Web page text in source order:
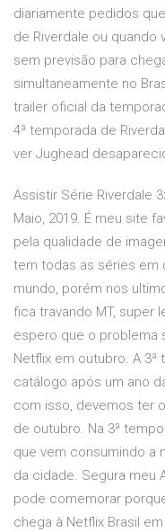
diariamente pedidos
de Riverdale ou quando
sem previsão para
simultaneamente no
trailer oficial da
4ª temporada de
ver Jughead
Assistir Série Riverdale
Maio, 2019. É meu site
pela qualidade de
tem todas as séries em
mundo, porém nos
fica travando MT, super
espero que o problema
Netflix em outubro. A
catálogo após um ano
com isso, devemos ter
de outubro. Na 3ª
que vem consumindo a
da cidade. Segura meu
pode comemorar
chega à Netflix Brasil